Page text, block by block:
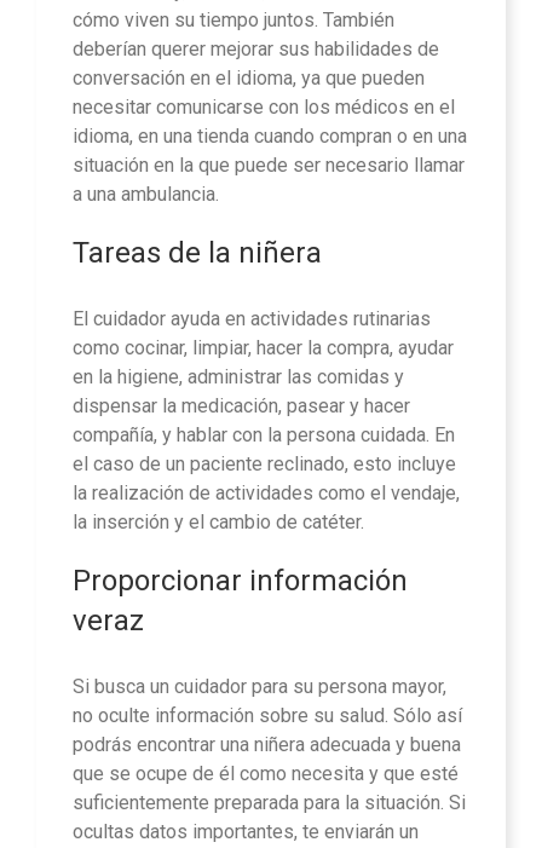
cómo viven su tiempo juntos. También
deberían querer mejorar sus habilidades de
conversación en el idioma, ya que pueden
necesitar comunicarse con los médicos en el
idioma, en una tienda cuando compran o en una
situación en la que puede ser necesario llamar
a una ambulancia.
Tareas de la niñera
El cuidador ayuda en actividades rutinarias
como cocinar, limpiar, hacer la compra, ayudar
en la higiene, administrar las comidas y
dispensar la medicación, pasear y hacer
compañía, y hablar con la persona cuidada. En
el caso de un paciente reclinado, esto incluye
la realización de actividades como el vendaje,
la inserción y el cambio de catéter.
Proporcionar información
veraz
Si busca un cuidador para su persona mayor,
no oculte información sobre su salud. Sólo así
podrás encontrar una niñera adecuada y buena
que se ocupe de él como necesita y que esté
suficientemente preparada para la situación. Si
ocultas datos importantes, te enviarán un